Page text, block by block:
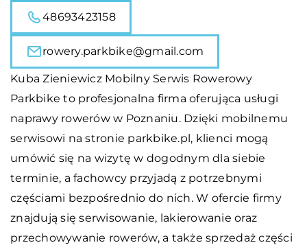
48693423158
rowery.parkbike@gmail.com
Kuba Zieniewicz Mobilny Serwis Rowerowy
Parkbike to profesjonalna firma oferująca usługi
naprawy rowerów w Poznaniu. Dzięki mobilnemu
serwisowi na stronie parkbike.pl, klienci mogą
umówić się na wizytę w dogodnym dla siebie
terminie, a fachowcy przyjadą z potrzebnymi
częściami bezpośrednio do nich. W ofercie firmy
znajdują się serwisowanie, lakierowanie oraz
przechowywanie rowerów, a także sprzedaż części